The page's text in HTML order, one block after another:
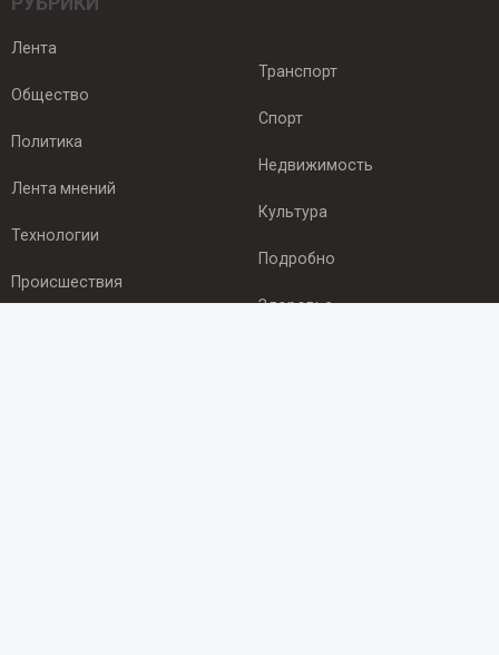
Лента
Общество
Политика
Лента мнений
Технологии
Происшествия
Транспорт
Спорт
Недвижимость
Культура
Подробно
Здоровье